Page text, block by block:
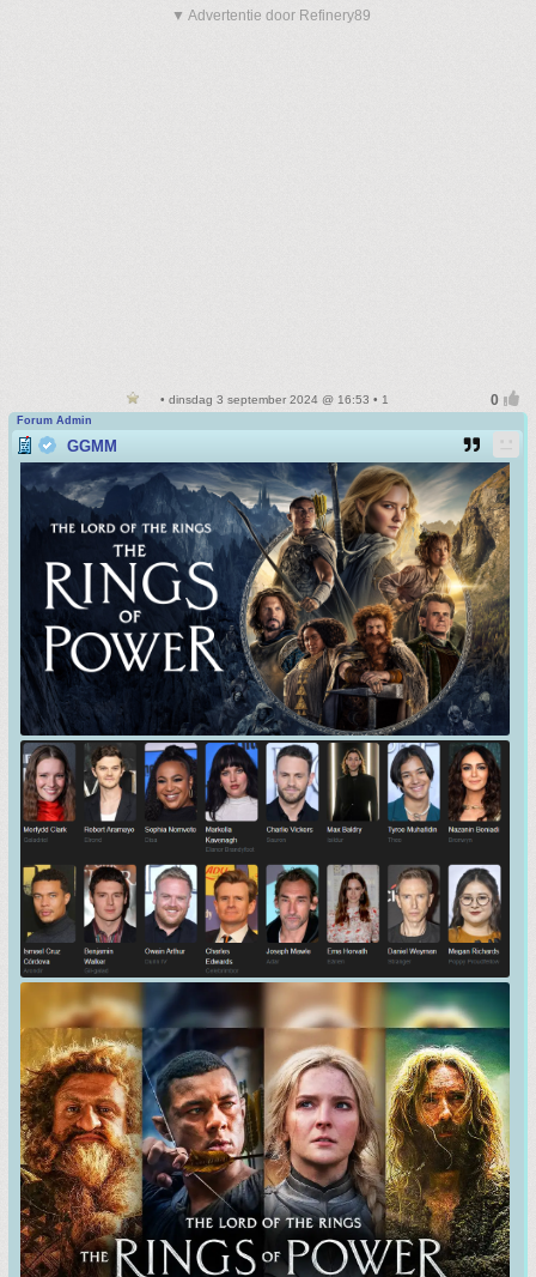
▼ Advertentie door Refinery89
• dinsdag 3 september 2024 @ 16:53 • 1
Forum Admin
GGMM